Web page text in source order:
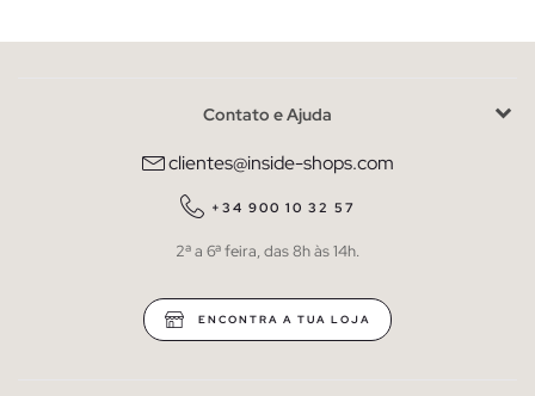
Contato e Ajuda
clientes@inside-shops.com
+34 900 10 32 57
2ª a 6ª feira, das 8h às 14h.
ENCONTRA A TUA LOJA